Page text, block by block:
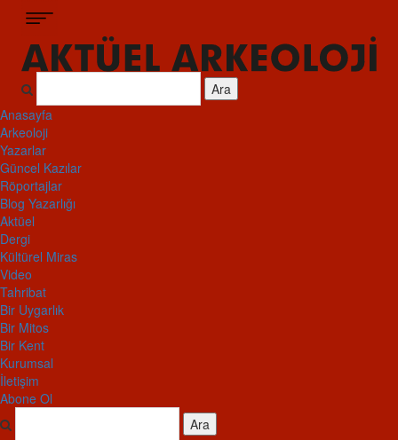
Ara
Anasayfa
Arkeoloji
Yazarlar
Güncel Kazılar
Röportajlar
Blog Yazarlığı
Aktüel
Dergi
Kültürel Miras
Video
Tahribat
Bir Uygarlık
Bir Mitos
Bir Kent
Kurumsal
İletişim
Abone Ol
Ara